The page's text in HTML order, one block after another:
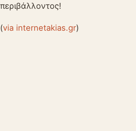
περιβάλλοντος!
(via internetakias.gr)